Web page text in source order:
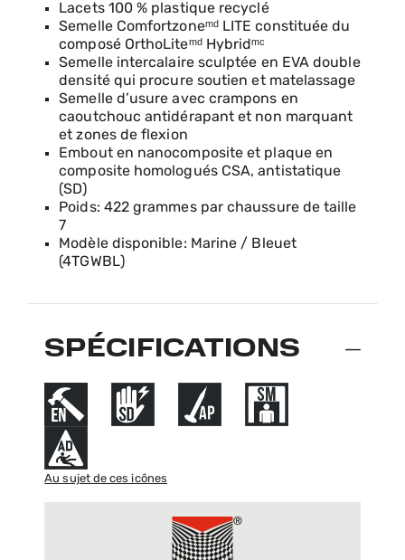
Lacets 100 % plastique recyclé
Semelle Comfortzoneᵐᵈ LITE constituée du
composé OrthoLiteᵐᵈ Hybridᵐᶜ
Semelle intercalaire sculptée en EVA double
densité qui procure soutien et matelassage
Semelle d’usure avec crampons en
caoutchouc antidérapant et non marquant
et zones de flexion
Embout en nanocomposite et plaque en
composite homologués CSA, antistatique
(SD)
Poids: 422 grammes par chaussure de taille
7
Modèle disponible: Marine / Bleuet
(4TGWBL)
SPÉCIFICATIONS
Au sujet de ces icônes